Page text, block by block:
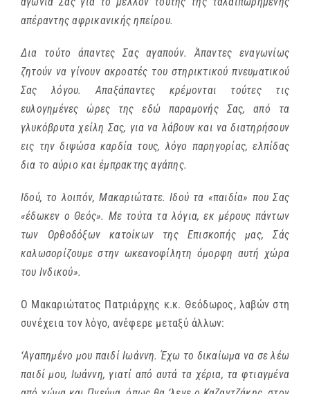
απέραντης αφρικανικής ηπείρου.
Δια τούτο άπαντες Σας αγαπούν. Άπαντες εναγωνίως
ζητούν να γίνουν ακροατές του στηρικτικού πνευματικού
Σας λόγου. Απαξάπαντες κρέμονται τούτες τις
ευλογημένες ώρες της εδώ παραμονής Σας, από τα
γλυκόβρυτα χείλη Σας, για να λάβουν και να διατηρήσουν
εις την διψώσα καρδία τους, λόγο παρηγορίας, ελπίδας
δια το αύριο και έμπρακτης αγάπης.
Ιδού, το λοιπόν, Μακαριώτατε. Ιδού τα «παιδία» που Σας
«έδωκεν ο Θεός». Με τούτα τα λόγια, εκ μέρους πάντων
των Ορθοδόξων κατοίκων της Επισκοπής μας, Σάς
καλωσορίζουμε στην ωκεανοφίλητη όμορφη αυτή χώρα
του Ινδικού».
Ο Μακαριώτατος Πατριάρχης κ.κ. Θεόδωρος, λαβών στη
συνέχεια τον λόγο, ανέφερε μεταξύ άλλων:
‘Αγαπημένο μου παιδί Ιωάννη. Έχω το δικαίωμα να σε λέω
παιδί μου, Ιωάννη, γιατί από αυτά τα χέρια, τα φτιαγμένα